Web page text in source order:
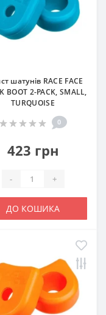
шатунів RACE FACE
BOOT 2-PACK, SMALL,
TURQUOISE
0
423 грн
- +
ДО КОШИКА